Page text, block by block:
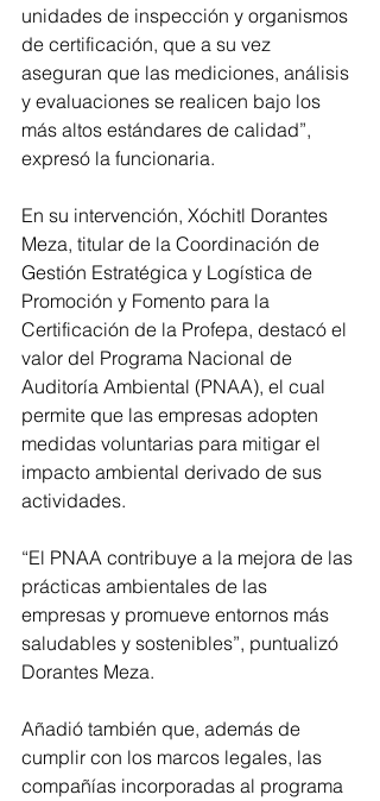
unidades de inspección y organismos
de certificación, que a su vez
aseguran que las mediciones, análisis
y evaluaciones se realicen bajo los
más altos estándares de calidad”,
expresó la funcionaria.
En su intervención, Xóchitl Dorantes
Meza, titular de la Coordinación de
Gestión Estratégica y Logística de
Promoción y Fomento para la
Certificación de la Profepa, destacó el
valor del Programa Nacional de
Auditoría Ambiental (PNAA), el cual
permite que las empresas adopten
medidas voluntarias para mitigar el
impacto ambiental derivado de sus
actividades.
“El PNAA contribuye a la mejora de las
prácticas ambientales de las
empresas y promueve entornos más
saludables y sostenibles”, puntualizó
Dorantes Meza.
Añadió también que, además de
cumplir con los marcos legales, las
compañías incorporadas al programa